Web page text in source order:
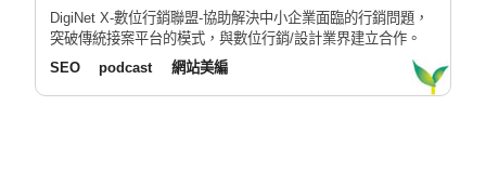
DigiNet X-數位行銷聯盟-協助解決中小企業面臨的行銷問題，
突破傳統接案平台的模式，與數位行銷/設計業界建立合作。
SEO
podcast 網站美編